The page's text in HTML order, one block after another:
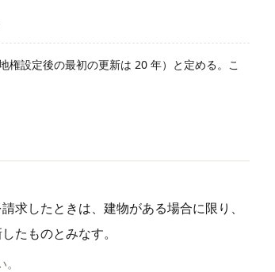
権設定後の最初の更新は 20 年）と定める。こ
求したときは、建物がある場合に限り、
たものとみなす。